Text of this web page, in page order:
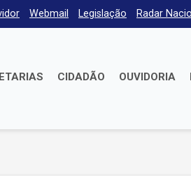
Webmail Legislação Radar
CIDADÃO OUVIDORIA